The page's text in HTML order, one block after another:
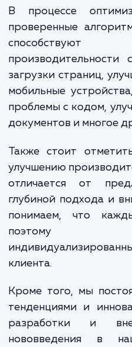
выполняем ряд
повышение
ресурса. Сначала
текущего
области,
разрабатываем
сайта,
стандартах отрасли.
В процессе
проверенные
загрузки страниц,
мобильные
проблемы с кодом,
документов и
Также стоит